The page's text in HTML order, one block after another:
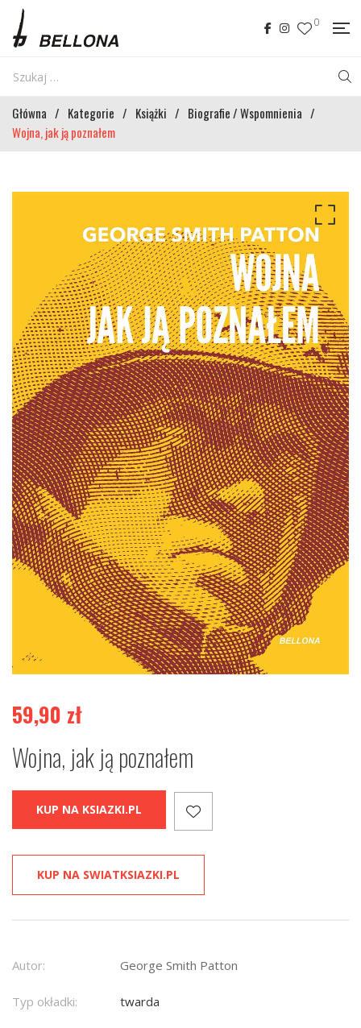
0
Główna / Kategorie / Książki / Biografie / Wspomnienia /
Wojna, jak ją poznałem
59,90 zł
Wojna, jak ją poznałem
KUP NA KSIAZKI.PL
KUP NA SWIATKSIAZKI.PL
Autor: George Smith Patton
Typ okładki: twarda